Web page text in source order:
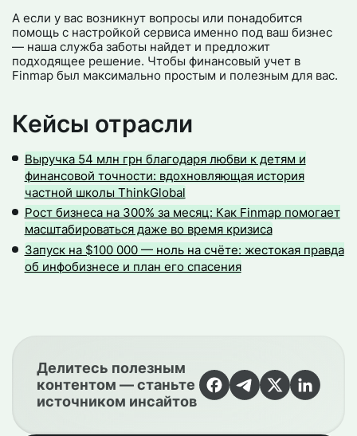
А если у вас возникнут вопросы или понадобится
помощь с настройкой сервиса именно под ваш бизнес
— наша служба заботы найдет и предложит
подходящее решение. Чтобы финансовый учет в
Finmap был максимально простым и полезным для вас.
Кейсы отрасли
Выручка 54 млн грн благодаря любви к детям и
финансовой точности: вдохновляющая история
частной школы ThinkGlobal
Рост бизнеса на 300% за месяц: Как Finmap помогает
масштабироваться даже во время кризиса
Запуск на $100 000 — ноль на счёте: жестокая правда
об инфобизнесе и план его спасения
Делитесь полезным
контентом — станьте
источником инсайтов